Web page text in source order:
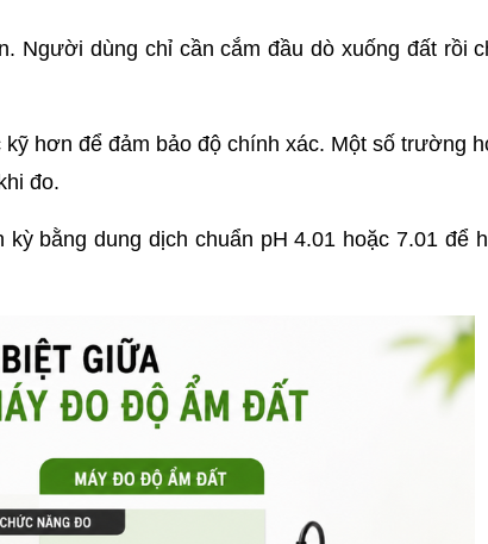
Người dùng chỉ cần cắm đầu dò xuống đất rồi
hơn để đảm bảo độ chính xác. Một số trường
đo.
bằng dung dịch chuẩn pH 4.01 hoặc 7.01 để